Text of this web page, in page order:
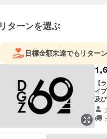
リターンを選ぶ
目標金額未達でもリター
【
イ
及
を
し
な